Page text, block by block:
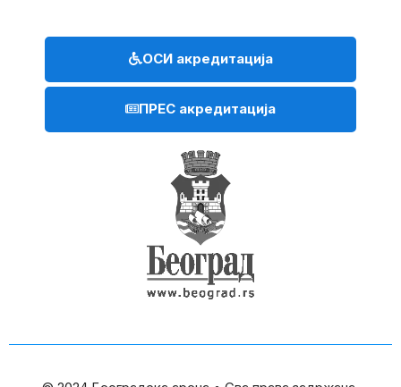
ОСИ акредитација
ПРЕС акредитација